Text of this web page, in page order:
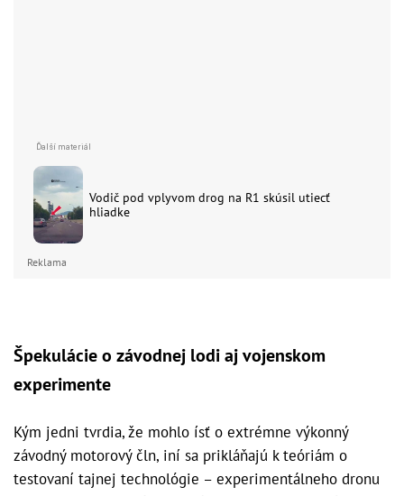
Vodič pod vplyvom drog na R1 skúsil utiecť
hliadke
Reklama
Špekulácie o závodnej lodi aj vojenskom
experimente
Kým jedni tvrdia, že mohlo ísť o extrémne výkonný
závodný motorový čln, iní sa prikláňajú k teóriám o
testovaní tajnej technológie – experimentálneho dronu